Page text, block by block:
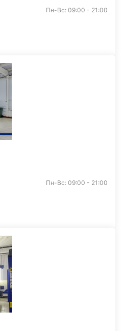
Пн-Вс: 09:00 - 21:00
Пн-Вс: 09:00 - 21:00